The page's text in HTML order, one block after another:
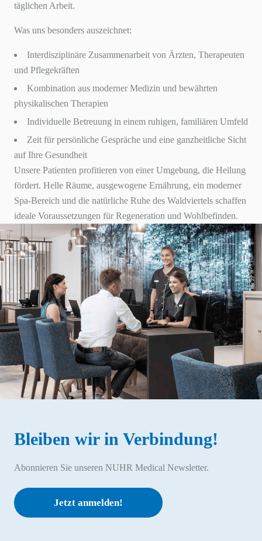
täglichen Arbeit.
Was uns besonders auszeichnet:
Interdisziplinäre Zusammenarbeit von Ärzten, Therapeuten
und Pflegekräften
Kombination aus moderner Medizin und bewährten
physikalischen Therapien
Individuelle Betreuung in einem ruhigen, familiären Umfeld
Zeit für persönliche Gespräche und eine ganzheitliche Sicht
auf Ihre Gesundheit
Unsere Patienten profitieren von einer Umgebung, die Heilung
fördert. Helle Räume, ausgewogene Ernährung, ein moderner
Spa-Bereich und die natürliche Ruhe des Waldviertels schaffen
ideale Voraussetzungen für Regeneration und Wohlbefinden.
Bleiben wir in Verbindung!
Abonnieren Sie unseren NUHR Medical Newsletter.
Jetzt anmelden!